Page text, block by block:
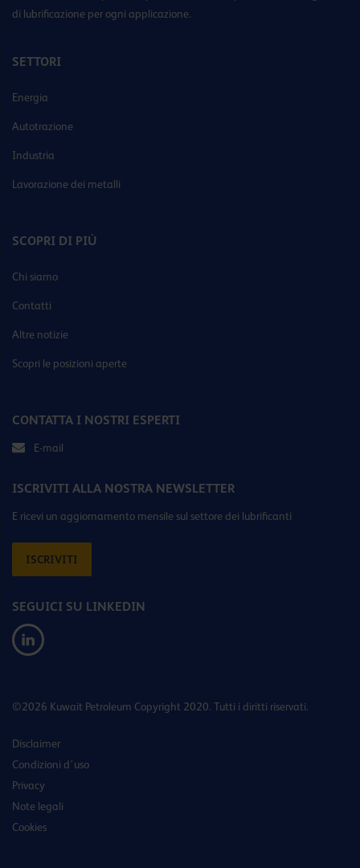
di lubrificazione per ogni applicazione.
SETTORI
Energia
Autotrazione
Industria
Lavorazione dei metalli
SCOPRI DI PIÙ
Chi siamo
Contatti
Altre notizie
Scopri le posizioni aperte
CONTATTA I NOSTRI ESPERTI
E-mail
ISCRIVITI ALLA NOSTRA NEWSLETTER
E ricevi un aggiornamento mensile sul settore dei lubrificanti
ISCRIVITI
SEGUICI SU LINKEDIN
©2026 Kuwait Petroleum Copyright 2020. Tutti i diritti riservati.
Disclaimer
Condizioni d’uso
Privacy
Note legali
Cookies